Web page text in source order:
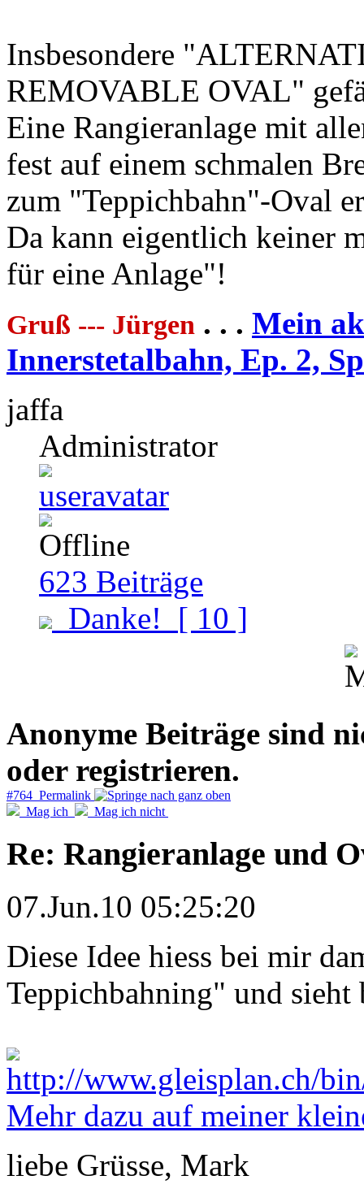
Insbesondere
REMOVABLE OVAL"
Eine Rangieranlage mit
fest auf einem schmalen
zum "Teppichbahn"-Oval
Da kann eigentlich keiner
für eine Anlage"!
Gruß --- Jürgen . . . Mein
Innerstetalbahn, Ep. 2,
jaffa
Administrator
623 Beiträge
Danke! [ 10 ]
Anonyme Beiträge sind
oder registrieren.
#764 Permalink
Mag ich
Mag ich nicht
Re: Rangieranlage und
07.Jun.10 05:25:20
Diese Idee hiess bei mir
Teppichbahning" und sieht
Mehr dazu auf meiner
liebe Grüsse, Mark